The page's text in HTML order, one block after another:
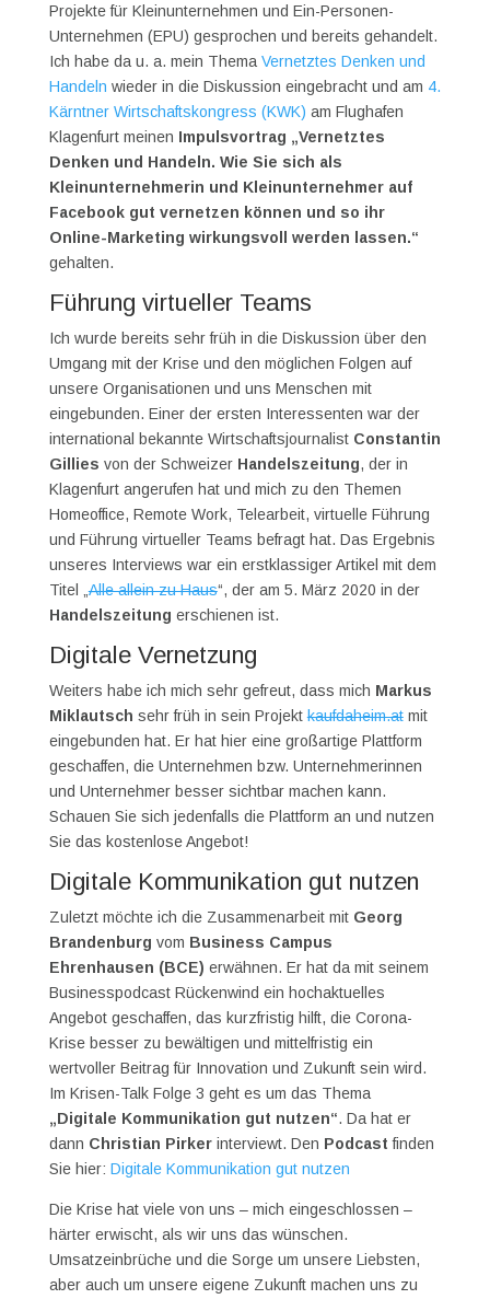
Projekte für Kleinunternehmen und Ein-Personen-
Unternehmen (EPU) gesprochen und bereits gehandelt.
Ich habe da u. a. mein Thema Vernetztes Denken und
Handeln wieder in die Diskussion eingebracht und am 4.
Kärntner Wirtschaftskongress (KWK) am Flughafen
Klagenfurt meinen Impulsvortrag „Vernetztes
Denken und Handeln. Wie Sie sich als
Kleinunternehmerin und Kleinunternehmer auf
Facebook gut vernetzen können und so ihr
Online-Marketing wirkungsvoll werden lassen.“
gehalten.
Führung virtueller Teams
Ich wurde bereits sehr früh in die Diskussion über den
Umgang mit der Krise und den möglichen Folgen auf
unsere Organisationen und uns Menschen mit
eingebunden. Einer der ersten Interessenten war der
international bekannte Wirtschaftsjournalist Constantin
Gillies von der Schweizer Handelszeitung, der in
Klagenfurt angerufen hat und mich zu den Themen
Homeoffice, Remote Work, Telearbeit, virtuelle Führung
und Führung virtueller Teams befragt hat. Das Ergebnis
unseres Interviews war ein erstklassiger Artikel mit dem
Titel „Alle allein zu Haus“, der am 5. März 2020 in der
Handelszeitung erschienen ist.
Digitale Vernetzung
Weiters habe ich mich sehr gefreut, dass mich Markus
Miklautsch sehr früh in sein Projektkaufdaheim.atmit
eingebunden hat. Er hat hier eine großartige Plattform
geschaffen, die Unternehmen bzw. Unternehmerinnen
und Unternehmer besser sichtbar machen kann.
Schauen Sie sich jedenfalls die Plattform an und nutzen
Sie das kostenlose Angebot!
Digitale Kommunikation gut nutzen
Zuletzt möchte ich die Zusammenarbeit mit Georg
Brandenburg vom Business Campus
Ehrenhausen (BCE) erwähnen. Er hat da mit seinem
Businesspodcast Rückenwind ein hochaktuelles
Angebot geschaffen, das kurzfristig hilft, die Corona-
Krise besser zu bewältigen und mittelfristig ein
wertvoller Beitrag für Innovation und Zukunft sein wird.
Im Krisen-Talk Folge 3 geht es um das Thema
„Digitale Kommunikation gut nutzen“. Da hat er
dann Christian Pirkerinterviewt. Den Podcast finden
Sie hier: Digitale Kommunikation gut nutzen
Die Krise hat viele von uns – mich eingeschlossen –
härter erwischt, als wir uns das wünschen.
Umsatzeinbrüche und die Sorge um unsere Liebsten,
aber auch um unsere eigene Zukunft machen uns zu